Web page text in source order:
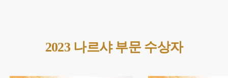
2023 나르샤 부문 수상자